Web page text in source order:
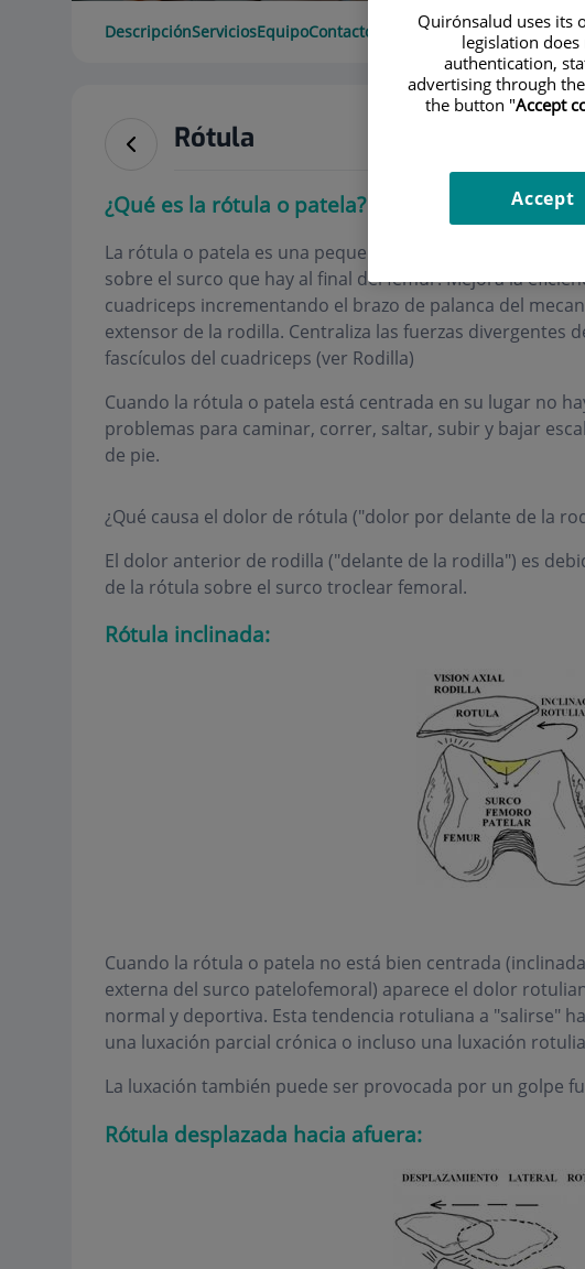
DescripciónServiciosEquipoContacto Horario
Rótula
¿Qué es la rótula o patela?
La rótula o patela es una pequeña estructura ósea que se
sobre el surco que hay al final del fémur. Mejora la
cuadriceps incrementando el brazo de palanca del
extensor de la rodilla. Centraliza las fuerzas divergentes
fascículos del cuadriceps (ver Rodilla)
Cuando la rótula o patela está centrada en su lugar no
problemas para caminar, correr, saltar, subir y bajar
de pie.
¿Qué causa el dolor de rótula ("dolor por delante de la
El dolor anterior de rodilla ("delante de la rodilla") es
de la rótula sobre el surco troclear femoral.
Rótula inclinada:
Cuando la rótula o patela no está bien centrada
externa del surco patelofemoral) aparece el dolor
normal y deportiva. Esta tendencia rotuliana a "salirse"
una luxación parcial crónica o incluso una luxación
La luxación también puede ser provocada por un golpe
Rótula desplazada hacia afuera:
Quirónsalud uses its
legislation
authentication,
advertising through
the button "Accept
Accept